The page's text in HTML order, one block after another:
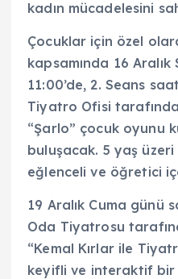
kadın mücadelesini
Çocuklar için özel
kapsamında 16 Aralık
11:00’de, 2. Seans
Tiyatro Ofisi
“Şarlo” çocuk oyunu
buluşacak. 5 yaş
eğlenceli ve öğretici
19 Aralık Cuma günü
Oda Tiyatrosu
“Kemal Kırlar ile
keyifli ve interaktif